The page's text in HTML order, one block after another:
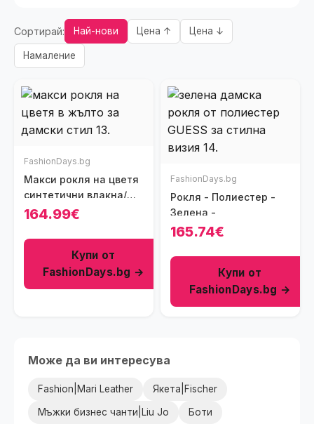
Сортирай: Най-нови Цена ↑ Цена ↓
Намаление
FashionDays.bg
Макси рокля на цветя
синтетични влакна/
лен - жълто
164.99€
Купи от
FashionDays.bg →
FashionDays.bg
Рокля - Полиестер -
Зелена -
165.74€
Купи от
FashionDays.bg →
Може да ви интересува
Fashion|Mari Leather Якета|Fischer
Мъжки бизнес чанти|Liu Jo Боти